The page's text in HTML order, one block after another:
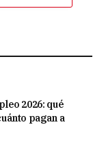
2026: qué
pagan a